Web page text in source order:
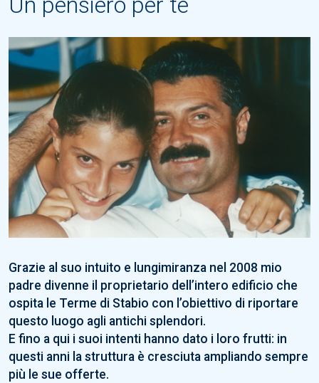
Grazie al suo intuito e lungimiranza nel 2008 mio
padre divenne il proprietario dell’intero edificio che
ospita le Terme di Stabio con l’obiettivo di riportare
questo luogo agli antichi splendori.
E fino a qui i suoi intenti hanno dato i loro frutti: in
questi anni la struttura è cresciuta ampliando sempre
più le sue offerte.